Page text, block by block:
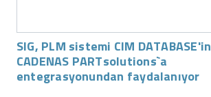
SIG, PLM sistemi CIM DATABASE'in
CADENAS PARTsolutions`a
entegrasyonundan faydalanıyor